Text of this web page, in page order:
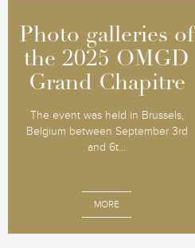
Photo galleries of
the 2025 OMGD
Grand Chapitre
The event was held in Brussels,
Belgium between September 3rd
and 6t...
MORE
Photo galleries of
the 2025 OMGD
Grand Chapitre